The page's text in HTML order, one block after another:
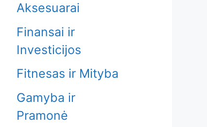
Aksesuarai
Finansai ir
Investicijos
Fitnesas ir Mityba
Gamyba ir
Pramonė